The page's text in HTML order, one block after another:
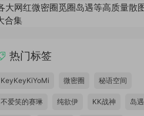
热门标签
KeyKeyKiYoMi 微密圈 秘语空间
不爱笑的赛琳 纯欲伊 KK战神 岛遇